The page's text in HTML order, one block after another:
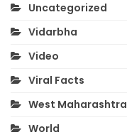
Uncategorized
Vidarbha
Video
Viral Facts
West Maharashtra
World